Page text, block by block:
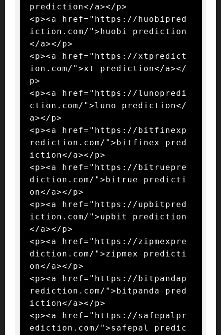
prediction</a></p>
<p><a href="https://huobipred
iction.com/">huobi prediction
</a></p>
<p><a href="https://xtpredict
ion.com/">xt prediction</a></
p>
<p><a href="https://lunopredi
ction.com/">luno prediction</
a></p>
<p><a href="https://bitfinexp
rediction.com/">bitfinex pred
iction</a></p>
<p><a href="https://bitruepre
diction.com/">bitrue predicti
on</a></p>
<p><a href="https://upbitpred
iction.com/">upbit prediction
</a></p>
<p><a href="https://zipmexpre
diction.com/">zipmex predicti
on</a></p>
<p><a href="https://bitpandap
rediction.com/">bitpanda pred
iction</a></p>
<p><a href="https://safepalpr
ediction.com/">safepal predic